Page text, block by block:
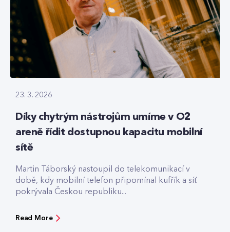
23. 3. 2026
Díky chytrým nástrojům umíme v O2
areně řídit dostupnou kapacitu mobilní
sítě
Martin Táborský nastoupil do telekomunikací v
době, kdy mobilní telefon připomínal kufřík a síť
pokrývala Českou republiku...
Read More